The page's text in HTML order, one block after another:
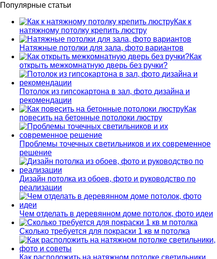
Популярные статьи
Как к
натяжному потолку крепить люстру
Натяжные потолки для зала, фото вариантов
Как
открыть межкомнатную дверь без ручки?
Потолок из гипсокартона в зал, фото дизайна и
рекомендации
Как
повесить на бетонные потолоки люстру
Проблемы точечных светильников и их современное
решение
Дизайн потолка из обоев, фото и руководство по
реализации
Чем отделать в деревянном доме потолок, фото идеи
Сколько требуется для покраски 1 кв м потолка
Как расположить на натяжном потолке светильники,…